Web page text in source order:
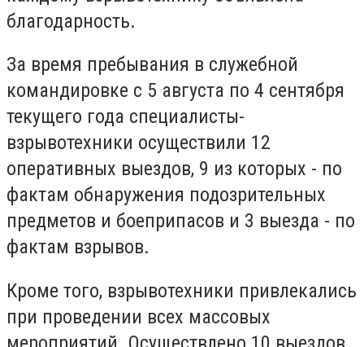
благодарность.
За время пребывания в служебной
командировке с 5 августа по 4 сентября
текущего года специалисты-
взрывотехники осуществили 12
оперативных выездов, 9 из которых - по
фактам обнаружения подозрительных
предметов и боеприпасов и 3 выезда - по
фактам взрывов.
Кроме того, взрывотехники привлекались
при проведении всех массовых